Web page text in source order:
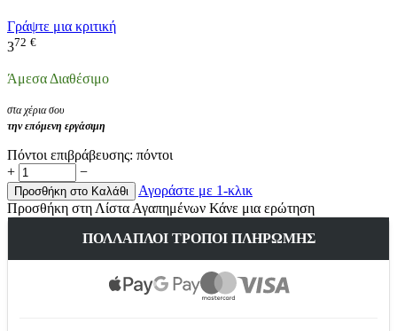
Γράψτε μια κριτική
372 €
Άμεσα Διαθέσιμο
στα χέρια σου
την επόμενη εργάσιμη
Πόντοι επιβράβευσης: πόντοι
+
−
Προσθήκη στο Καλάθι
Αγοράστε με 1-κλικ
Προσθήκη στη Λίστα Αγαπημένων Κάνε μια ερώτηση
ΠΟΛΛΑΠΛΟΊ ΤΡΌΠΟΙ ΠΛΗΡΩΜΉΣ